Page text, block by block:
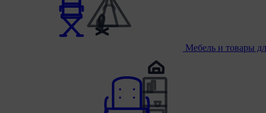
Мебель и товары